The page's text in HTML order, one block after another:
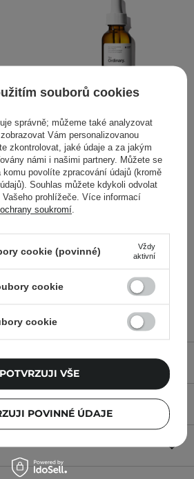
HA
s
-
The Ordinary - 100%
Plant-Derived Squalane -
100% skvalan z cukrové
třtiny - 30 ml
319,00 Kč
souborů cookies
správně; můžeme také analyzovat
Vám personalizovanou
zkontrolovat, jaké údaje a za jakým
námi i našimi partnery. Můžete se
povolíte zpracování údajů (kromě
Souhlas můžete kdykoli odvolat
prohlížeče. Více informací
soukromí
cookie (povinné)
Vždy
aktivní
cookie
cookie
POVINNÉ ÚDAJE
POTVRZUJI VŠE